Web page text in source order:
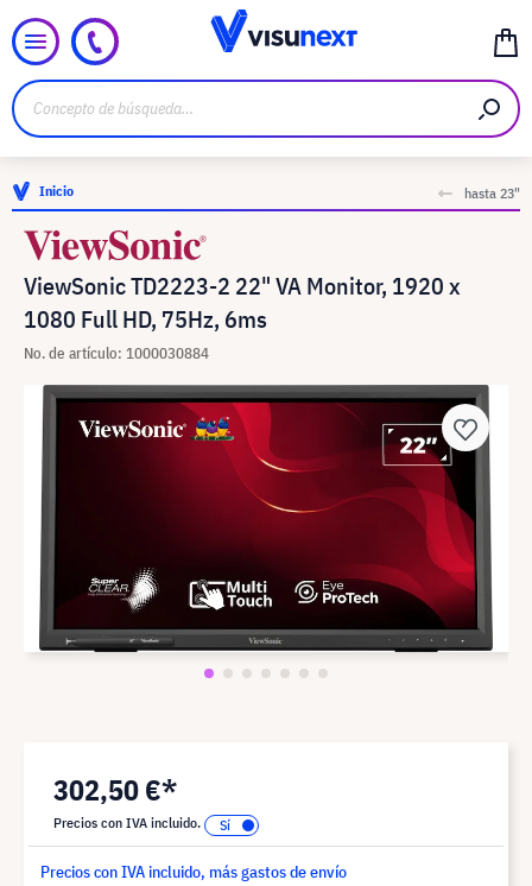
Inicio hasta 23"
ViewSonic TD2223-2 22" VA Monitor, 1920 x
1080 Full HD, 75Hz, 6ms
No. de artículo: 1000030884
302,50 €*
Precios con IVA incluido.
Precios con IVA incluido, más gastos de envío